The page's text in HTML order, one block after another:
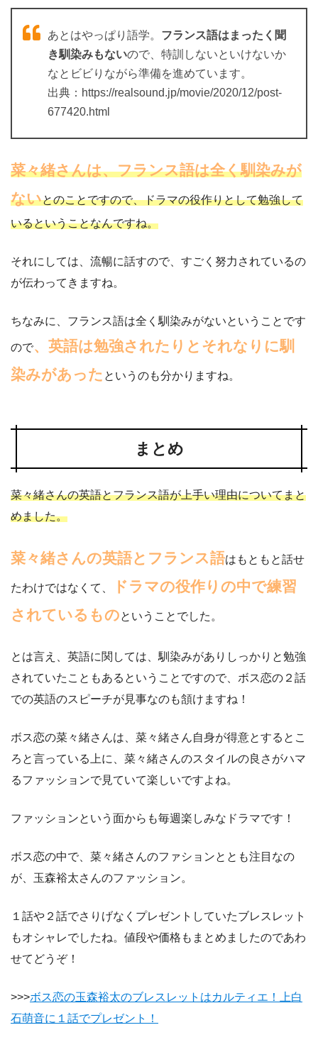
あとはやっぱり語学。 フランス語はまったく聞
き馴染みもないので、特訓しないといけないか
なとビビりながら準備を進めています。
出典：https://realsound.jp/movie/2020/12/post-
677420.html
菜々緒さんは、フランス語は全く馴染みが
ないとのことですので、ドラマの役作りとして勉強して
いるということなんですね。
それにしては、流暢に話すので、すごく努力されているの
が伝わってきますね。
ちなみに、フランス語は全く馴染みがないということです
ので、英語は勉強されたりとそれなりに馴
染みがあった というのも分かりますね。
まとめ
菜々緒さんの英語とフランス語が上手い理由についてまと
めました。
菜々緒さんの英語とフランス語はもともと話せ
たわけではなくて、
ドラマの役作りの中で練習
されているものということでした。
とは言え、英語に関しては、馴染みがありしっかりと勉強
されていたこともあるということですので、ボス恋の２話
での英語のスピーチが見事なのも頷けますね！
ボス恋の菜々緒さんは、菜々緒さん自身が得意とするとこ
ろと言っている上に、菜々緒さんのスタイルの良さがハマ
るファッションで見ていて楽しいですよね。
ファッションという面からも毎週楽しみなドラマです！
ボス恋の中で、菜々緒さんのファションととも注目なの
が、玉森裕太さんのファッション。
１話や２話でさりげなくプレゼントしていたブレスレット
もオシャレでしたね。値段や価格もまとめましたのであわ
せてどうぞ！
>>>ボス恋の玉森裕太のブレスレットはカルティエ！上白
石萌音に１話でプレゼント！